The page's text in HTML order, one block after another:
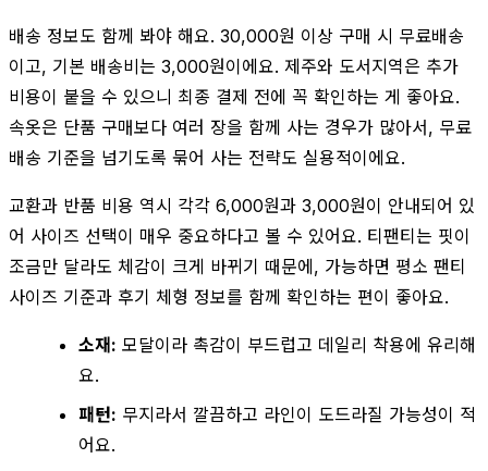
배송 정보도 함께 봐야 해요. 30,000원 이상 구매 시 무료배송
이고, 기본 배송비는 3,000원이에요. 제주와 도서지역은 추가
비용이 붙을 수 있으니 최종 결제 전에 꼭 확인하는 게 좋아요.
속옷은 단품 구매보다 여러 장을 함께 사는 경우가 많아서, 무료
배송 기준을 넘기도록 묶어 사는 전략도 실용적이에요.
교환과 반품 비용 역시 각각 6,000원과 3,000원이 안내되어 있
어 사이즈 선택이 매우 중요하다고 볼 수 있어요. 티팬티는 핏이
조금만 달라도 체감이 크게 바뀌기 때문에, 가능하면 평소 팬티
사이즈 기준과 후기 체형 정보를 함께 확인하는 편이 좋아요.
소재: 모달이라 촉감이 부드럽고 데일리 착용에 유리해
요.
패턴: 무지라서 깔끔하고 라인이 도드라질 가능성이 적
어요.